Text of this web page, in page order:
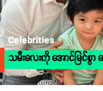
Celebrities
သမီးလေးကို အောင်မြင်စွာ